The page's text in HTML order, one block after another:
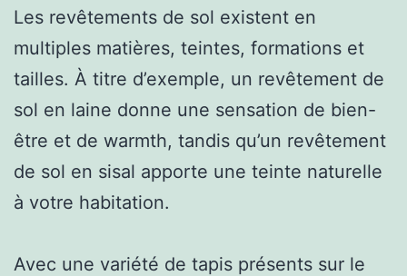
Les revêtements de sol existent en
multiples matières, teintes, formations et
tailles. À titre d’exemple, un revêtement de
sol en laine donne une sensation de bien-
être et de warmth, tandis qu’un revêtement
de sol en sisal apporte une teinte naturelle
à votre habitation.
Avec une variété de tapis présents sur le